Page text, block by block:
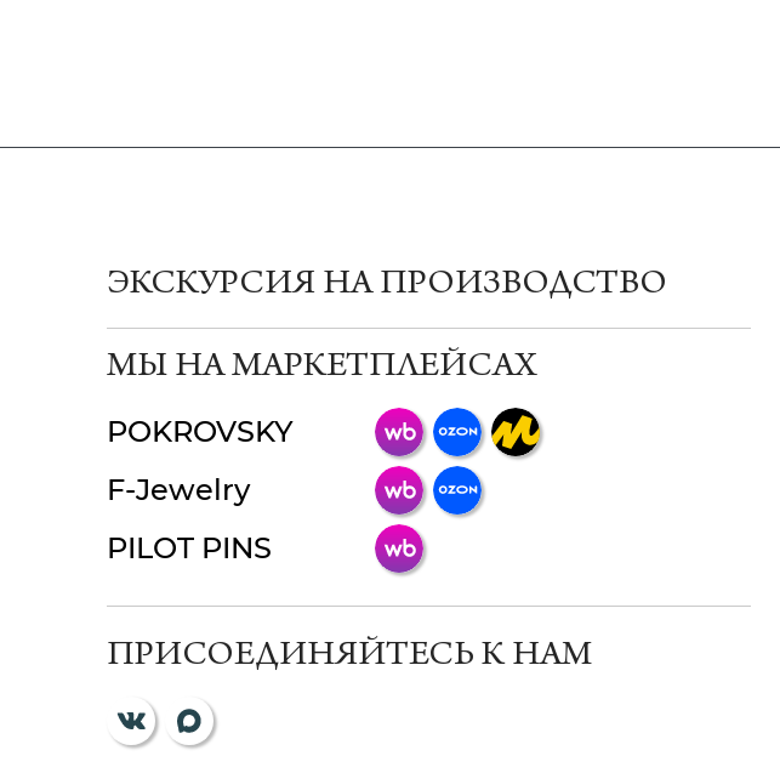
ЭКСКУРСИЯ НА ПРОИЗВОДСТВО
МЫ НА МАРКЕТПЛЕЙСАХ
POKROVSKY
F-Jewelry
PILOT PINS
ПРИСОЕДИНЯЙТЕСЬ К НАМ
ChatApp
мессенджер!